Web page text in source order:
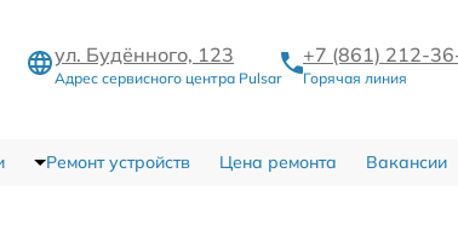
ул. Будённого, 123
Адрес сервисного центра Pulsar
+7 (861) 212-
Горячая линия
Ремонт устройств Цена ремонта Вакансии